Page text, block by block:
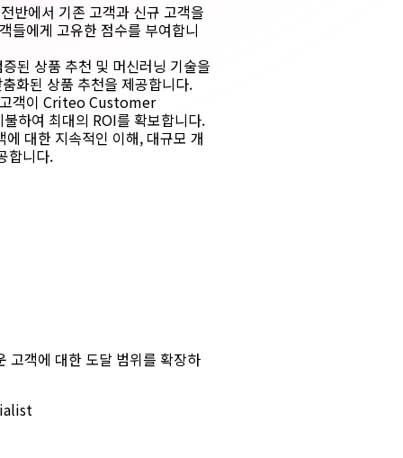
반에서 기존 고객과 신규 고객을
들에게 고유한 점수를 부여합니
된 상품 추천 및 머신러닝 기술을
화된 상품 추천을 제공합니다.
객이 Criteo Customer
하여 최대의 ROI를 확보합니다.
대한 지속적인 이해, 대규모 개
합니다.
객에 대한 도달 범위를 확장하